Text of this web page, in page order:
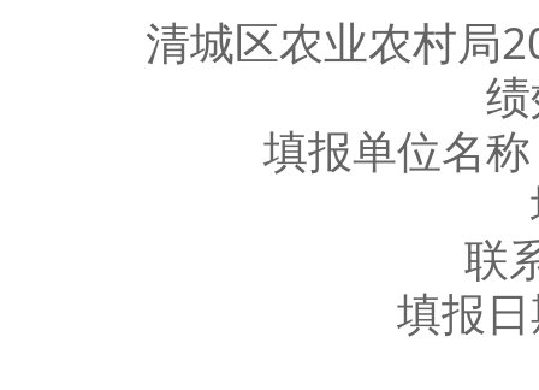
清城区农业农村局
填报单位名称
填
联系
填报日